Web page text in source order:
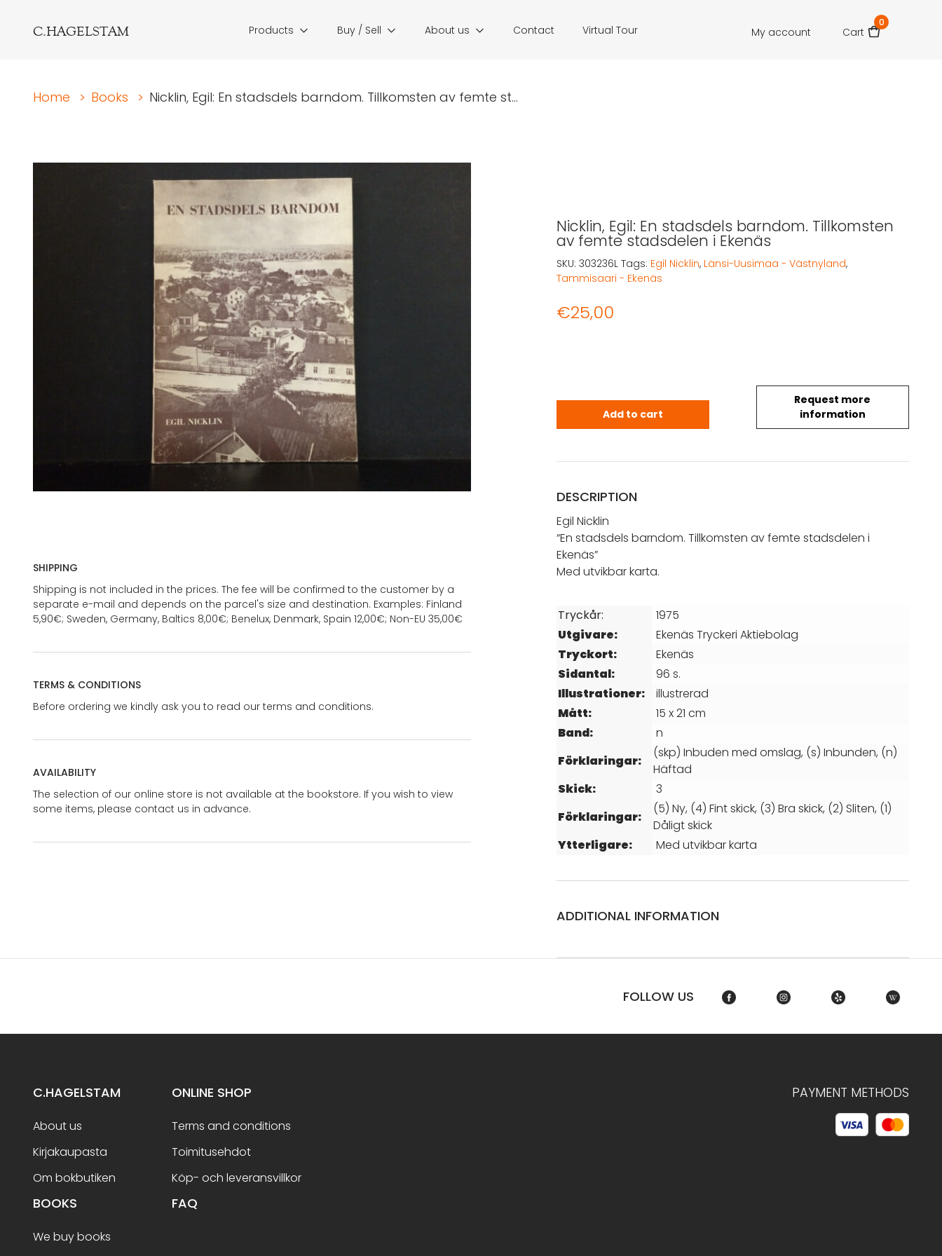
C.HAGELSTAM Products Buy / Sell About us Contact Virtual Tour My account Cart
0
Home > Books > Nicklin, Egil: En stadsdels barndom. Tillkomsten av femte st...
SHIPPING
Shipping is not included in the prices. The fee will be confirmed to the customer by a
separate e-mail and depends on the parcel's size and destination. Examples: Finland
5,90€; Sweden, Germany, Baltics 8,00€; Benelux, Denmark, Spain 12,00€; Non-EU 35,00€
TERMS & CONDITIONS
Before ordering we kindly ask you to read our terms and conditions.
AVAILABILITY
The selection of our online store is not available at the bookstore. If you wish to view
some items, please contact us in advance.
Nicklin, Egil: En stadsdels barndom. Tillkomsten
av femte stadsdelen i Ekenäs
€25,00
Request more
information
Nicklin, Egil: En stadsdels barndom. Tillkomsten av femte
Add to cart
SKU: 303236L Tags: Egil Nicklin, Länsi-Uusimaa - Västnyland,
Tammisaari - Ekenäs
DESCRIPTION
Egil Nicklin
“En stadsdels barndom. Tillkomsten av femte stadsdelen i
Ekenäs”
Med utvikbar karta.
Tryckår:
1975
Utgivare:
Ekenäs Tryckeri Aktiebolag
Tryckort:
Ekenäs
Sidantal:
96 s.
Illustrationer:
illustrerad
Mått:
15 x 21 cm
Band:
n
Förklaringar:
(skp) Inbuden med omslag, (s) Inbunden, (n)
Häftad
Skick:
3
Förklaringar:
(5) Ny, (4) Fint skick, (3) Bra skick, (2) Sliten, (1)
Dåligt skick
Ytterligare:
Med utvikbar karta
ADDITIONAL INFORMATION
FOLLOW US
C.HAGELSTAM
About us
Kirjakaupasta
Om bokbutiken
ONLINE SHOP
Terms and conditions
Toimitusehdot
Köp- och leveransvillkor
BOOKS
We buy books
FAQ
PAYMENT METHODS